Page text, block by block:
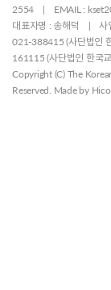
2554 | EMAIL :
대표자명 : 송해덕 | 사
021-388415 (사단법인
161115 (사단법인 한국
Copyright (C) The
Reserved. Made by